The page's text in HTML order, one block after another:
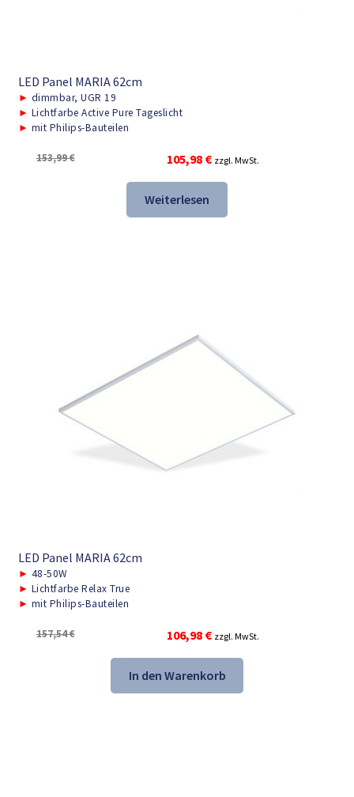
LED Panel MARIA 62cm
► dimmbar, UGR 19
► Lichtfarbe Active Pure Tageslicht
► mit Philips-Bauteilen
153,99€
Ursprünglicher
Preis
war:
153,99 €
105,98 €Aktueller
Preis
105,98 €.
zzgl. MwSt.
Weiterlesen
LED Panel MARIA 62cm
► 48-50W
► Lichtfarbe Relax True
► mit Philips-Bauteilen
157,54€
Ursprünglicher
Preis
war:
157,54 €
106,98 €Aktueller
Preis
ist:
106,98 €.
zzgl. MwSt.
In den Warenkorb